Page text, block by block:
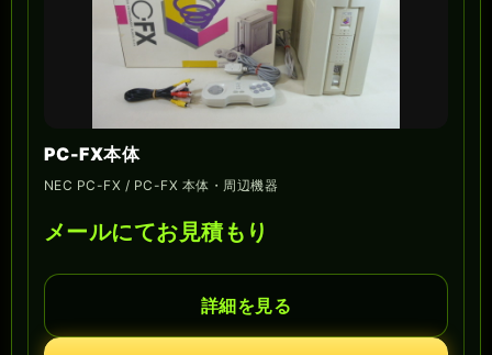
PC-FX本体
NEC PC-FX / PC-FX 本体・周辺機器
メールにてお見積もり
詳細を見る